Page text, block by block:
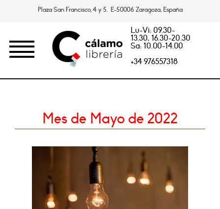
Plaza San Francisco, 4 y 5. E-50006 Zaragoza, España
Lu-Vi: 09.30-
13.30, 16.30-20.30
Sa: 10.00-14.00
+34 976557318
Mes de Mayo de 2022